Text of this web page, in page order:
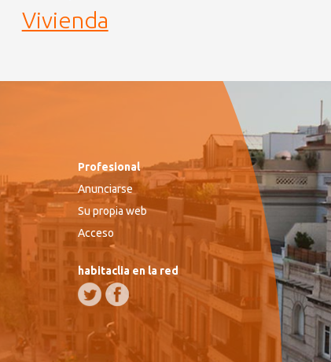
Vivienda
Profesional
Anunciarse
Su propia web
Acceso
habitaclia en la red